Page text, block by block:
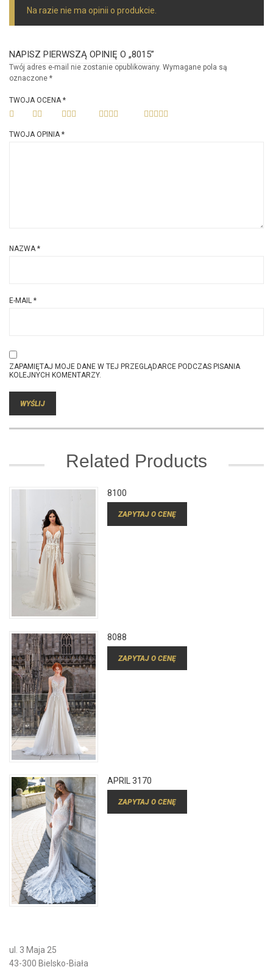
Na razie nie ma opinii o produkcie.
NAPISZ PIERWSZĄ OPINIĘ O „8015”
Twój adres e-mail nie zostanie opublikowany. Wymagane pola są
oznaczone *
TWOJA OCENA*
TWOJA OPINIA*
NAZWA*
E-MAIL *
ZAPAMIĘTAJ MOJE DANE W TEJ PRZEGLĄDARCE PODCZAS PISANIA
KOLEJNYCH KOMENTARZY.
Related Products
8100
ZAPYTAJ O CENĘ
8088
ZAPYTAJ O CENĘ
APRIL 3170
ZAPYTAJ O CENĘ
ul. 3 Maja 25
43-300 Bielsko-Biała